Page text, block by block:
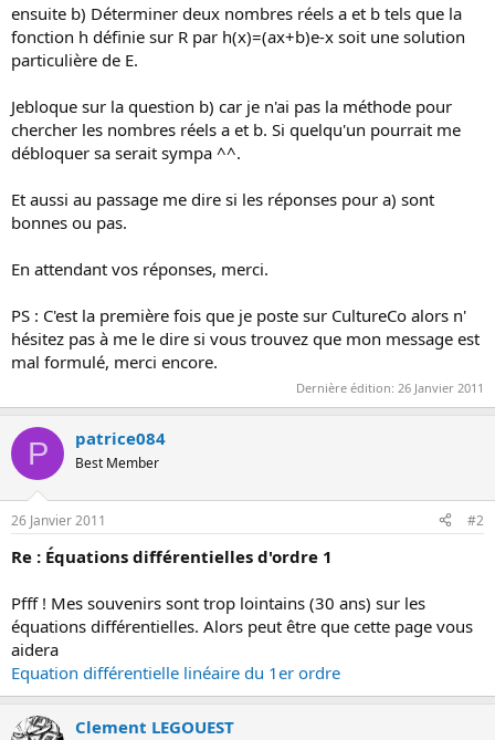
ensuite b) Déterminer deux nombres réels a et b tels que la
fonction h définie sur R par h(x)=(ax+b)e-x soit une solution
particulière de E.
Jebloque sur la question b) car je n'ai pas la méthode pour
chercher les nombres réels a et b. Si quelqu'un pourrait me
débloquer sa serait sympa ^^.
Et aussi au passage me dire si les réponses pour a) sont
bonnes ou pas.
En attendant vos réponses, merci.
PS : C'est la première fois que je poste sur CultureCo alors n'
hésitez pas à me le dire si vous trouvez que mon message est
mal formulé, merci encore.
Dernière édition: 26 Janvier 2011
P patrice084
Best Member
26 Janvier 2011 #2
Re : Équations différentielles d'ordre 1
Pfff ! Mes souvenirs sont trop lointains (30 ans) sur les
équations différentielles. Alors peut être que cette page vous
aidera
Equation différentielle linéaire du 1er ordre
Clement LEGOUEST